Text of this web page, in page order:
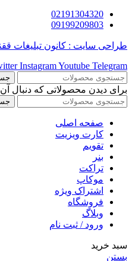
02191304320
09199209803
طراحی سایت : کانون تبلیغات
InstagramYoutube Telegram
برای دیدن محصولاتی که دنبال
صفحه اصلی
کارت ویزیت
تقویم
بنر
تراکت
موکاپ
اشتراک ویژه
فروشگاه
وبلاگ
ورود / ثبت نام
سبد خرید
بستن